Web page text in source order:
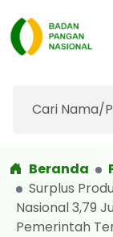
Beranda
Surplus
Nasional 3,79
Pemerintah